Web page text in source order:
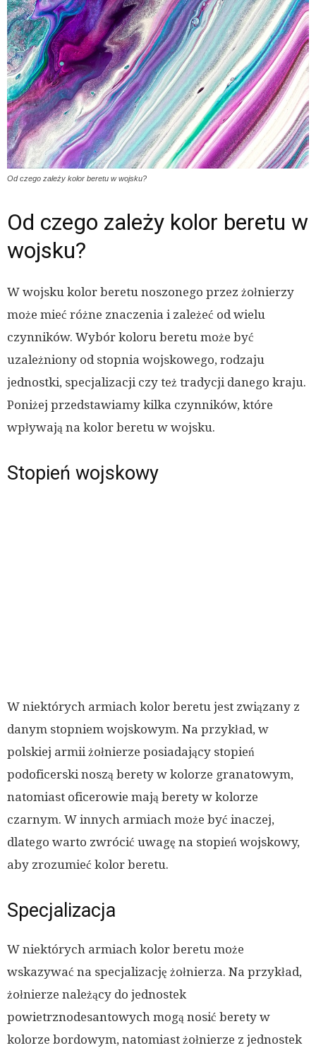
Od czego zależy kolor beretu w wojsku?
Od czego zależy kolor beretu w
wojsku?
W wojsku kolor beretu noszonego przez żołnierzy
może mieć różne znaczenia i zależeć od wielu
czynników. Wybór koloru beretu może być
uzależniony od stopnia wojskowego, rodzaju
jednostki, specjalizacji czy też tradycji danego kraju.
Poniżej przedstawiamy kilka czynników, które
wpływają na kolor beretu w wojsku.
Stopień wojskowy
W niektórych armiach kolor beretu jest związany z
danym stopniem wojskowym. Na przykład, w
polskiej armii żołnierze posiadający stopień
podoficerski noszą berety w kolorze granatowym,
natomiast oficerowie mają berety w kolorze
czarnym. W innych armiach może być inaczej,
dlatego warto zwrócić uwagę na stopień wojskowy,
aby zrozumieć kolor beretu.
Specjalizacja
W niektórych armiach kolor beretu może
wskazywać na specjalizację żołnierza. Na przykład,
żołnierze należący do jednostek
powietrznodesantowych mogą nosić berety w
kolorze bordowym, natomiast żołnierze z jednostek